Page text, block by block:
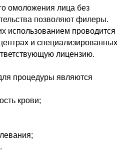
омоложения лица без
позволяют филеры.
использованием проводится
и специализированных
лицензию.
процедуры являются
крови;